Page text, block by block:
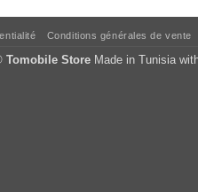
Conditions générales de vente
Tomobile Store Made in Tunisia